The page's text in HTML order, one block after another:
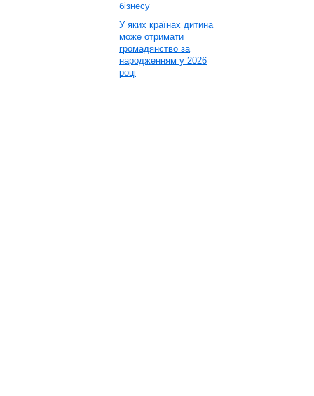
бізнесу
У яких країнах дитина
може отримати
громадянство за
народженням у 2026
році